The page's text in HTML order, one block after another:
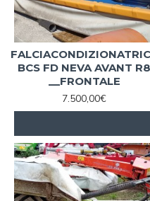
BCS FD NEVA AVANT R8
__FRONTALE
7.500,00€